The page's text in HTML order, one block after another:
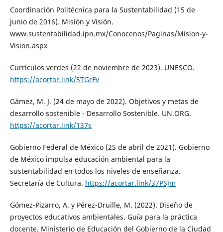
Coordinación Politécnica para la Sustentabilidad (15 de
junio de 2016). Misión y Visión.
www.sustentabilidad.ipn.mx/Conocenos/Paginas/Mision-y-
Vision.aspx
Currículos verdes (22 de noviembre de 2023). UNESCO.
https://acortar.link/5TGrFv
Gámez, M. J. (24 de mayo de 2022). Objetivos y metas de
desarrollo sostenible - Desarrollo Sostenible. UN.ORG.
https://acortar.link/137s
Gobierno Federal de México (25 de abril de 2021). Gobierno
de México impulsa educación ambiental para la
sustentabilidad en todos los niveles de enseñanza.
Secretaría de Cultura. https://acortar.link/37PSJm
Gómez-Pizarro, A. y Pérez-Druille, M. (2022). Diseño de
proyectos educativos ambientales. Guía para la práctica
docente. Ministerio de Educación del Gobierno de la Ciudad